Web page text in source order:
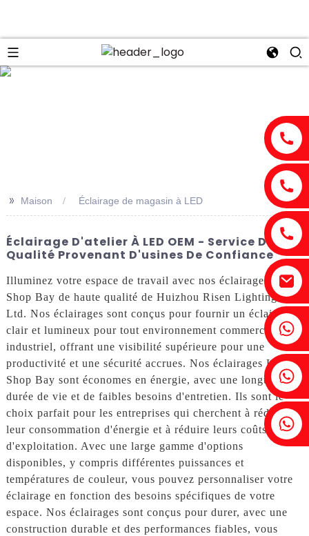
Fenia : +86 18607525299
Lierre : +86 18607522355
Tobin : +86 18818667168
>> Maison Éclairage de magasin à LED
Éclairage D'atelier À LED OEM - Service De
Qualité Provenant D'usines De Confiance
Illuminez votre espace de travail avec nos éclairages LED
Shop Bay de haute qualité de Huizhou Risen Lighting Co.,
Ltd. Nos éclairages sont conçus pour fournir un éclairage
clair et lumineux pour tout environnement commercial ou
industriel, offrant une visibilité supérieure pour une
productivité et une sécurité accrues. Nos éclairages LED
Shop Bay sont économes en énergie, avec une longue
durée de vie et de faibles besoins d'entretien. Ils sont le
choix parfait pour les entreprises qui cherchent à réduire
leur consommation d'énergie et à réduire leurs coûts
d'exploitation. Avec une large gamme d'options
disponibles, y compris différentes puissances et
températures de couleur, vous pouvez personnaliser votre
éclairage en fonction des besoins spécifiques de votre
espace. Nos éclairages sont conçus pour durer, avec une
construction durable et des performances fiables, vous